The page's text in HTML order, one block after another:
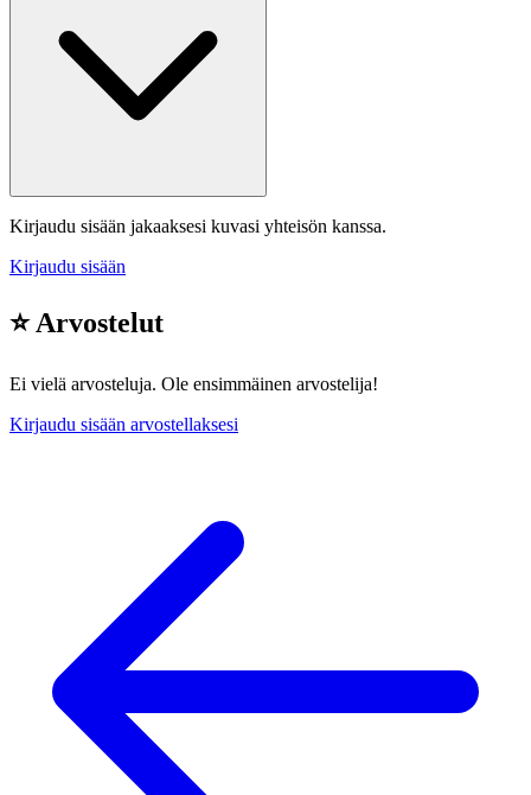
Kirjaudu sisään jakaaksesi kuvasi yhteisön kanssa.
Kirjaudu sisään
⭐ Arvostelut
Ei vielä arvosteluja. Ole ensimmäinen arvostelija!
Kirjaudu sisään arvostellaksesi